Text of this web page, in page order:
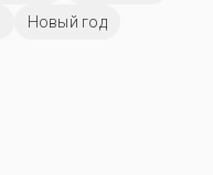
Новый год